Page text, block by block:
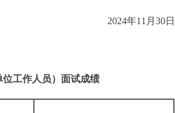
2024年11月30日
工作人员）面试成绩